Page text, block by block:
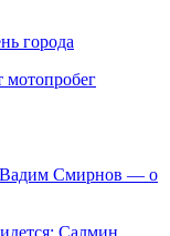
города
мотопробег
Вадим Смирнов — о
Салмин